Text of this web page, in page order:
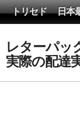
トリセド 日本
レターパッ
実際の配達